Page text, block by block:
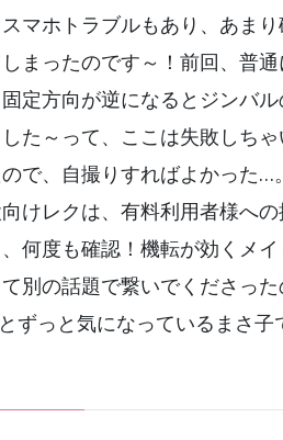
マホトラブルもあり、あま
まったのです～！前回、普
定方向が逆になるとジンバ
た～って、ここは失敗しち
で、自撮りすればよかった…
けレクは、有料利用者様へ
何度も確認！機転が効くメ
別の話題で繋いでくださっ
ずっと気になっているまさ子